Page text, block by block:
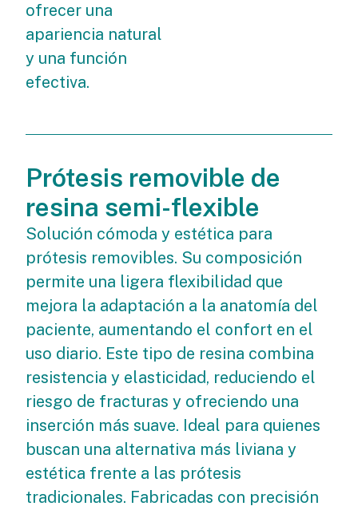
ofrecer una
apariencia natural
y una función
efectiva.
Prótesis removible de
resina semi-flexible
Solución cómoda y estética para
prótesis removibles. Su composición
permite una ligera flexibilidad que
mejora la adaptación a la anatomía del
paciente, aumentando el confort en el
uso diario. Este tipo de resina combina
resistencia y elasticidad, reduciendo el
riesgo de fracturas y ofreciendo una
inserción más suave. Ideal para quienes
buscan una alternativa más liviana y
estética frente a las prótesis
tradicionales. Fabricadas con precisión